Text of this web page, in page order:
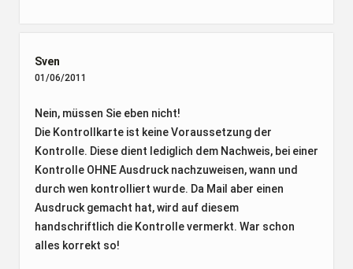
Sven
01/06/2011
Nein, müssen Sie eben nicht!
Die Kontrollkarte ist keine Voraussetzung der
Kontrolle. Diese dient lediglich dem Nachweis, bei einer
Kontrolle OHNE Ausdruck nachzuweisen, wann und
durch wen kontrolliert wurde. Da Mail aber einen
Ausdruck gemacht hat, wird auf diesem
handschriftlich die Kontrolle vermerkt. War schon
alles korrekt so!